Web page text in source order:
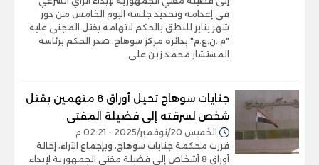
في إعدامه وتحديد جلسة اليوم الخامس من دور
شهر يناير للنطق بالحكم لاتهامه بقتل المجنى عليه
"م .ن.ع.م" بدائرة مركز سوهاج. صدر الحكم برئاسة
المستشار محمد زين على
جنايات سوهاج تحيل أوراق 8 متهمين بقتل
شخص لسرقته إلى فضيلة المفتى
الخميس 20/نوفمبر/2025 - 02:21 م
قررت محكمة جنايات سوهاج، وبإجماع الآراء، إحالة
أوراق 8 أشخاص إلى فضيلة مفتى الجمهورية لإبداء